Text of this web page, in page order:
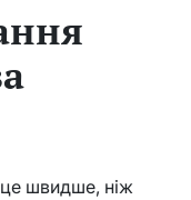
швидше, ніж